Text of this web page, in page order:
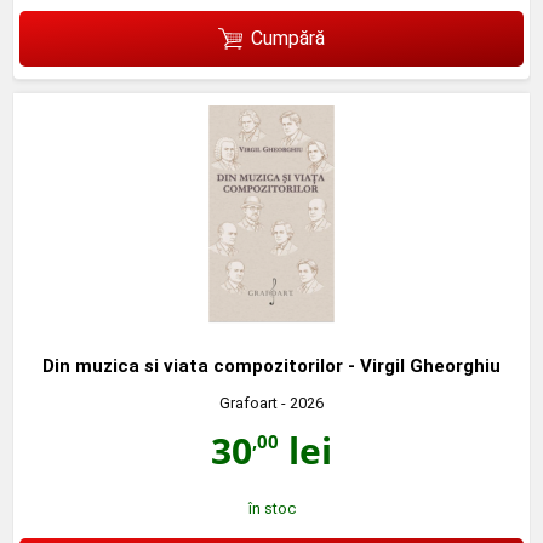
Cumpără
Din muzica si viata compozitorilor - Virgil Gheorghiu
Grafoart - 2026
30,00 lei
în stoc